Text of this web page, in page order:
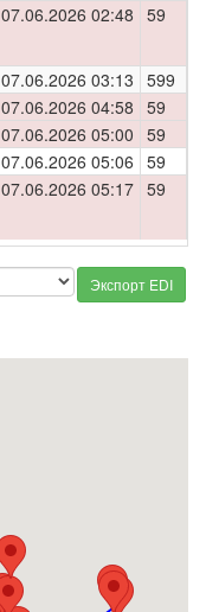
07.06.2026 02:48 59
07.06.2026 03:13 599
07.06.2026 04:58 59
07.06.2026 05:00 59
07.06.2026 05:06 59
07.06.2026 05:17 59
Экспорт EDI